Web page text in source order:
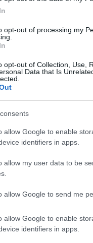
opt-out of processing my
opt-out of Collection, Use,
Data that Is
allow Google to enable
identifiers in apps.
allow my user data to be
allow Google to send me
allow Google to enable
identifiers in apps.
perché sono
da Vladimir
testa) ma da
di Germania e
sono le
di armi, tanto,
nota tecnica:
armi o sono state
che tanto ci
più ricchi del
è sempre
alla
mercato (e